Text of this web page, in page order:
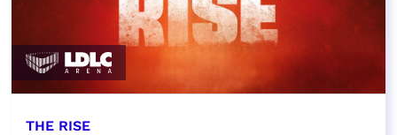
THE RISE